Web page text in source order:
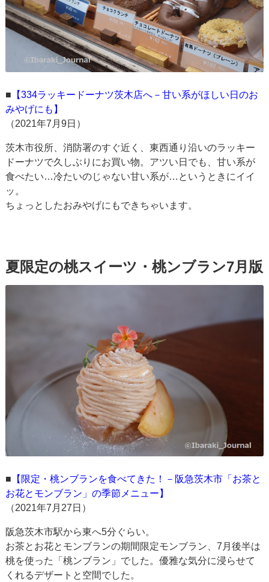
■ 【334ラッキードーナツ茨木店へ－甘い系がほしい日のお
みやげにも】
（2021年7月9日）
茨木市役所、消防署のすぐ近く、東西通り沿いのラッキー
ドーナツで久しぶりにお買い物。アツい日でも、甘い系が
食べたい…冷たいのじゃない甘い系が…というときにイイ
ッ。
ちょっとしたおみやげにもできちゃいます。
夏限定の桃スイーツ・桃ンブラン7月版
■ 【限定・桃ンブランを食べてきた！－阪急茨木市「お茶と
お花とモンブラン」の季節メニュー】
（2021年7月27日）
阪急茨木市駅から東へ5分ぐらい。
お茶とお花とモンブランの期間限定モンブラン、7月後半は
桃を使った「桃ンブラン」でした。優雅な気分に浸らせて
くれるデザートと空間でした。